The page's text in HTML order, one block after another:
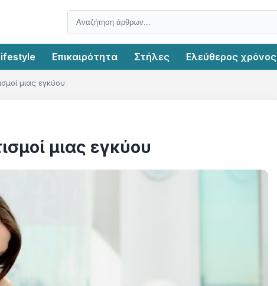
Επικαιρότητα Στήλες Ελεύθερος χρόνος
μιας εγκύου
μιας εγκύου